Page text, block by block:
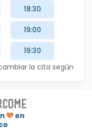
18:30
19:00
19:30
la cita según
en